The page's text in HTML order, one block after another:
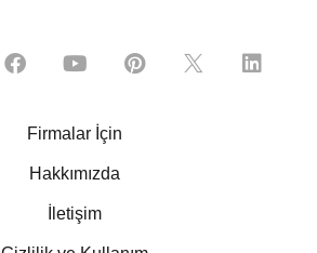
Firmalar İçin
Hakkımızda
İletişim